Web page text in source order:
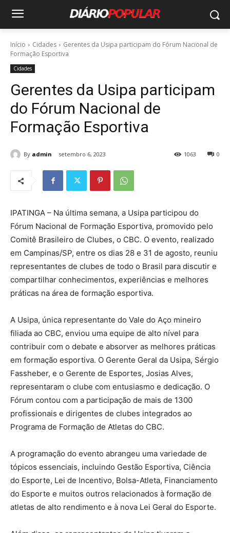
Início Cidades
Gerentes da Usipa participam do Fórum Nacional de
Formação Esportiva
Cidades
Gerentes da Usipa participam
do Fórum Nacional de
Formação Esportiva
By admin setembro 6, 2023 0
1063
IPATINGA – Na última semana, a Usipa participou do
Fórum Nacional de Formação Esportiva, promovido pelo
Comitê Brasileiro de Clubes, o CBC. O evento, realizado
em Campinas/SP, entre os dias 28 e 31 de agosto, reuniu
representantes de clubes de todo o Brasil para discutir e
compartilhar conhecimentos, experiências e melhores
práticas na área de formação esportiva.
A Usipa, única representante do Vale do Aço mineiro
filiada ao CBC, enviou uma equipe de alto nível para
contribuir com o debate e absorver as melhores práticas
em formação esportiva. O Gerente Geral da Usipa, Sérgio
Fassheber, e o Gerente de Esportes, Josias Alves,
representaram o clube com entusiasmo e dedicação. O
Fórum contou com a participação de mais de 1300
profissionais e dirigentes de clubes integrados ao
Programa de Formação de Atletas do CBC.
A programação do evento abrangeu uma variedade de
tópicos essenciais, incluindo Gestão Esportiva, Ciência
do Esporte, Lei de Incentivo, Bolsa-Atleta, Financiamento
do Esporte e muitos outros relacionados à formação de
atletas de alto rendimento e à nova Lei Geral do Esporte.